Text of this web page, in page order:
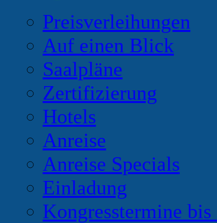
Preisverleihungen
Auf einen Blick
Saalpläne
Zertifizierung
Hotels
Anreise
Anreise Specials
Einladung
Kongresstermine bis